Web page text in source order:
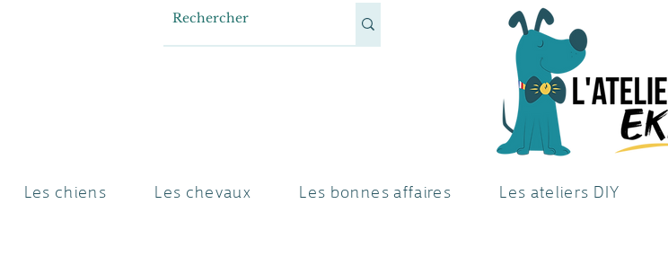
Les chiens Les chevaux Les bonnes affaires Les ateliers DIY